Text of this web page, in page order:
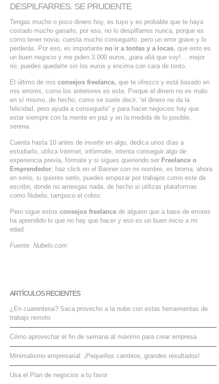
DESPILFARRES. SE PRUDENTE
Tengas mucho o poco dinero hoy, es tuyo y es probable que te haya
costado mucho ganarlo, por eso, no lo despilfarres nunca, porque es
como tener novia, cuesta mucho conseguirlo, pero un error grave y lo
perderás. Por eso, es importante no ir a tontas y a locas, que esto es
un buen negocio y me piden 3.000 euros, ¡para allá que voy!… mejor
no, puedes quedarte sin los euros y encima con cara de tonto.
El último de mis consejos freelance, que te ofrezco y está basado en
mis errores, como los anteriores es este. Porque el dinero no es malo
en sí mismo, de hecho, como se suele decir, “el dinero no da la
felicidad, pero ayuda a conseguirla” y para hacer negocios hay que
estar siempre con la mente en paz y en la medida de lo posible,
serena.
Cuenta hasta 10 antes de invertir en algo, dedica unos días a
estudiarlo, utiliza Internet, infórmate, intenta conseguir algo de
experiencia previa, fórmate y si sigues queriendo ser Freelance o
Emprendedor, haz click en el Banner con mi nombre, es broma; ahora
en serio, si quieres serlo, puedes empezar por trabajos como este de
escribir, donde no arriesgas nada, de hecho si utilizas plataformas
como Nubelo, tampoco el cobro.
Pero sigue estos consejos freelance de alguien que a base de errores
ha aprendido lo que no hay que hacer y eso es un buen inicio a mi
edad.
Fuente: Nubelo.com
ARTÍCULOS RECIENTES
¿En cuarentena? Saca provecho a la nube con estas herramientas de
trabajo remoto
Cómo aprovechar el fin de semana al máximo para crear empresa
Minimalismo empresarial: ¡Pequeños cambios, grandes resultados!
Usa el Plan de negocios a tu favor